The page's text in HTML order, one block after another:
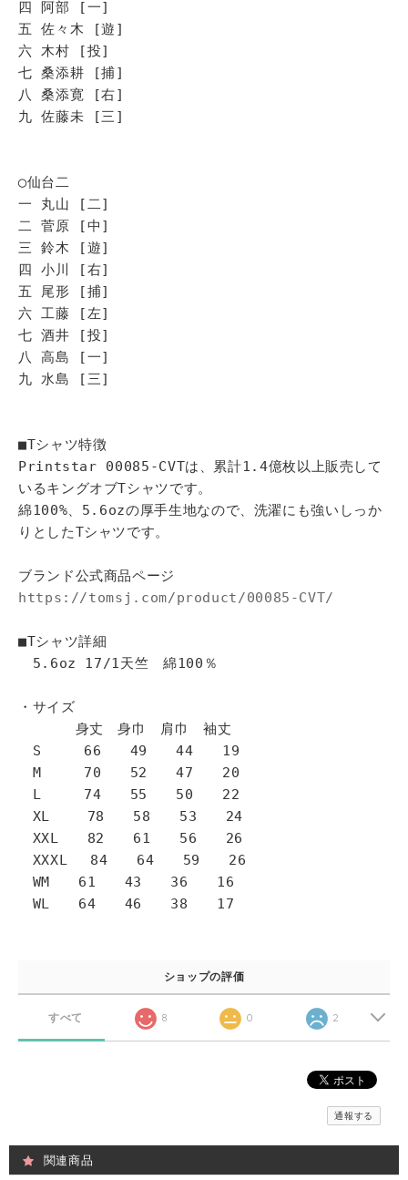
四 阿部 [一]
五 佐々木 [遊]
六 木村 [投]
七 桑添耕 [捕]
八 桑添寛 [右]
九 佐藤未 [三]
◯仙台二
一 丸山 [二]
二 菅原 [中]
三 鈴木 [遊]
四 小川 [右]
五 尾形 [捕]
六 工藤 [左]
七 酒井 [投]
八 高島 [一]
九 水島 [三]
■Tシャツ特徴
Printstar 00085-CVTは、累計1.4億枚以上販売して
いるキングオブTシャツです。
綿100%、5.6ozの厚手生地なので、洗濯にも強いしっか
りとしたTシャツです。
ブランド公式商品ページ
https://tomsj.com/product/00085-CVT/
■Tシャツ詳細
5.6oz 17/1天竺 綿100％
・サイズ
身丈 身巾 肩巾 袖丈
S 66 49 44 19
M 70 52 47 20
L 74 55 50 22
XL 78 58 53 24
XXL 82 61 56 26
XXXL 84 64 59 26
WM 61 43 36 16
WL 64 46 38 17
ショップの評価
すべて 8 0 2
通報する
関連商品